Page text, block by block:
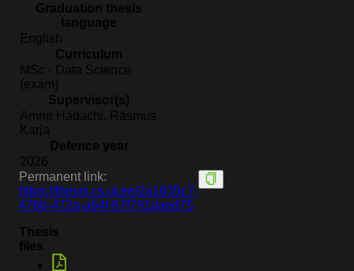
Graduation thesis
language
English
Curriculum
MSc - Data Science
(exam)
Supervisor(s)
Amnir Hadachi, Rasmus
Karja
Defence year
2026
Permanent link:
https://thesis.cs.ut.ee/2a1635c7-
476b-472a-a64f-67f791daed75
Thesis
files